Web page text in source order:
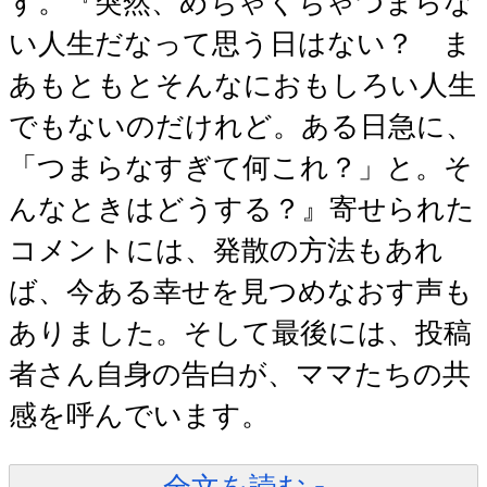
い人生だなって思う日はない？ ま
あもともとそんなにおもしろい人生
でもないのだけれど。ある日急に、
「つまらなすぎて何これ？」と。そ
んなときはどうする？』寄せられた
コメントには、発散の方法もあれ
ば、今ある幸せを見つめなおす声も
ありました。そして最後には、投稿
者さん自身の告白が、ママたちの共
感を呼んでいます。